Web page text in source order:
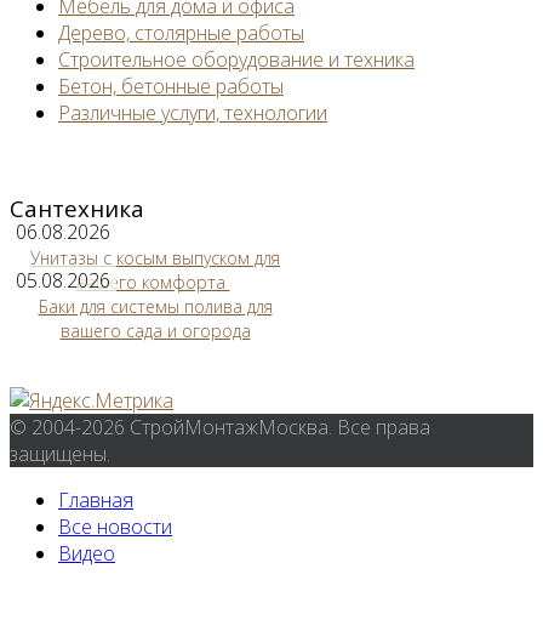
Мебель для дома и офиса
Дерево, столярные работы
Строительное оборудование и техника
Бетон, бетонные работы
Различные услуги, технологии
Сантехника
06.08.2026
Унитазы с косым выпуском для
вашего комфорта
05.08.2026
Баки для системы полива для
вашего сада и огорода
© 2004-2026 СтройМонтажМосква. Все права
защищены.
Главная
Все новости
Видео